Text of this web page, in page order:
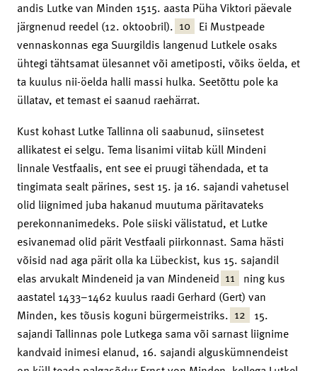
andis Lutke van Minden 1515. aasta Püha Viktori päevale
järgnenud reedel (12. oktoobril). 10 Ei Mustpeade
vennaskonnas ega Suurgildis langenud Lutkele osaks
ühtegi tähtsamat ülesannet või ametiposti, võiks öelda, et
ta kuulus nii-öelda halli massi hulka. Seetõttu pole ka
üllatav, et temast ei saanud raehärrat.
Kust kohast Lutke Tallinna oli saabunud, siinsetest
allikatest ei selgu. Tema lisanimi viitab küll Mindeni
linnale Vestfaalis, ent see ei pruugi tähendada, et ta
tingimata sealt pärines, sest 15. ja 16. sajandi vahetusel
olid liignimed juba hakanud muutuma päritavateks
perekonnanimedeks. Pole siiski välistatud, et Lutke
esivanemad olid pärit Vestfaali piirkonnast. Sama hästi
võisid nad aga pärit olla ka Lübeckist, kus 15. sajandil
elas arvukalt Mindeneid ja van Mindeneid 11 ning kus
aastatel 1433–1462 kuulus raadi Gerhard (Gert) van
Minden, kes tõusis koguni bürgermeistriks. 12 15.
sajandi Tallinnas pole Lutkega sama või sarnast liignime
kandvaid inimesi elanud, 16. sajandi alguskümnendeist